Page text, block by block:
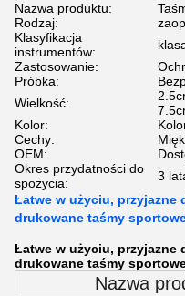
Nazwa produktu:
Rodzaj:
Klasyfikacja
instrumentów:
Zastosowanie:
Próbka:
Wielkość:
Kolor:
Cechy:
OEM:
Okres przydatności do
spożycia:
3
Łatwe w użyciu, przyjazne
drukowane taśmy
Łatwe w użyciu, przyjazne
drukowane taśmy
Nazwa